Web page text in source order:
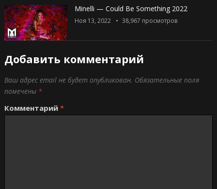
Minelli — Could Be Something 2022
Ноя 13, 2022 38,967 просмотров
Добавить комментарий
Ваш адрес email не будет опубликован. Обязательные поля
помечены *
Комментарий *